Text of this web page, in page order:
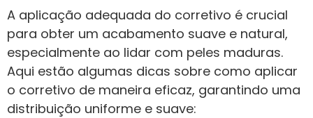
A aplicação adequada do corretivo é crucial
para obter um acabamento suave e natural,
especialmente ao lidar com peles maduras.
Aqui estão algumas dicas sobre como aplicar
o corretivo de maneira eficaz, garantindo uma
distribuição uniforme e suave: